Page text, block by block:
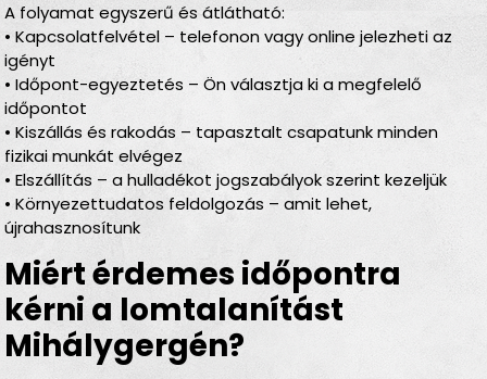
A folyamat egyszerű és átlátható:
• Kapcsolatfelvétel – telefonon vagy online jelezheti az
igényt
• Időpont-egyeztetés – Ön választja ki a megfelelő
időpontot
• Kiszállás és rakodás – tapasztalt csapatunk minden
fizikai munkát elvégez
• Elszállítás – a hulladékot jogszabályok szerint kezeljük
• Környezettudatos feldolgozás – amit lehet,
újrahasznosítunk
Miért érdemes időpontra
kérni a lomtalanítást
Mihálygergén?